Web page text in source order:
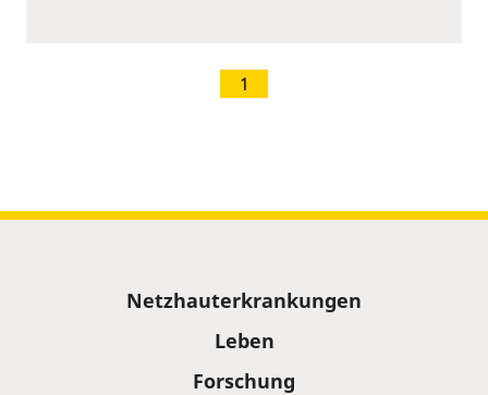
1
Netzhauterkrankungen
Leben
Forschung